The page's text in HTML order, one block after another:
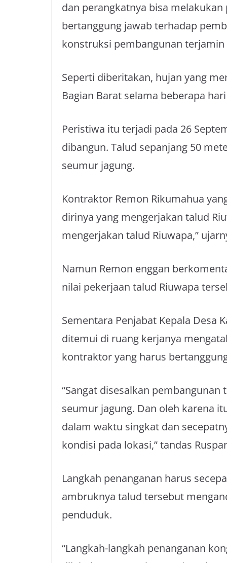
dan perangkatnya bisa
bertanggung jawab terhadap
konstruksi pembangunan terjamin
Seperti diberitakan, hujan yang
Bagian Barat selama beberapa
Peristiwa itu terjadi pada 26
dibangun. Talud sepanjang 50
seumur jagung.
Kontraktor Remon Rikumahua
dirinya yang mengerjakan talud
mengerjakan talud Riuwapa,”
Namun Remon enggan
nilai pekerjaan talud Riuwapa
Sementara Penjabat Kepala Desa
ditemui di ruang kerjanya
kontraktor yang harus
“Sangat disesalkan
seumur jagung. Dan oleh karena
dalam waktu singkat dan
kondisi pada lokasi,” tandas
Langkah penanganan harus
ambruknya talud tersebut
penduduk.
“Langkah-langkah penanganan